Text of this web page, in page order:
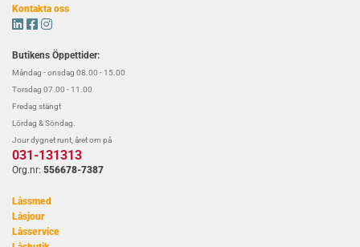
Kontakta oss
  
Butikens Öppettider:
Måndag - onsdag 08.00 - 15.00
Torsdag 07.00 - 11.00
Fredag stängt
Lördag & Söndag.
Jour dygnet runt, året om på
031-131313
Org.nr: 556678-7387
Låssmed
Låsjour
Låsservice